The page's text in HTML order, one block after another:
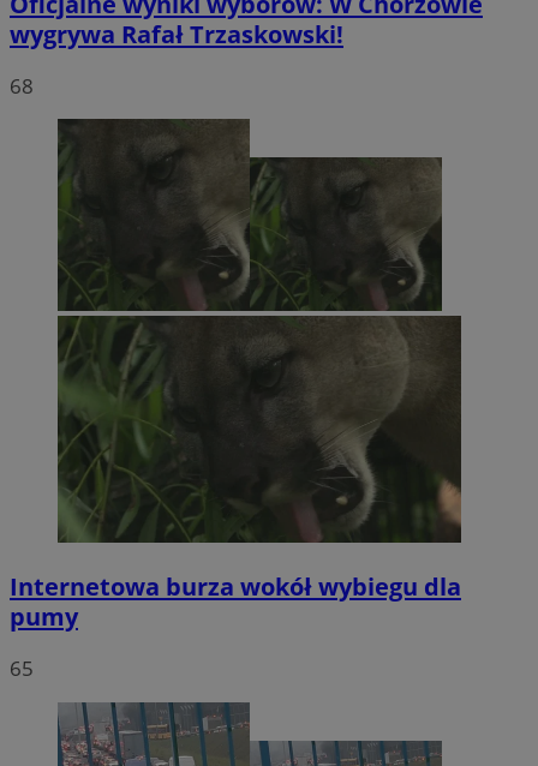
wygrywa Rafał Trzaskowski!
68
Internetowa burza wokół wybiegu dla
pumy
65